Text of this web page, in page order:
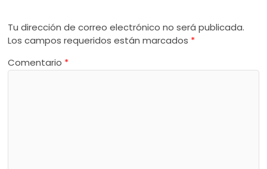
Tu dirección de correo electrónico no será publicada.
Los campos requeridos están marcados *
Comentario *